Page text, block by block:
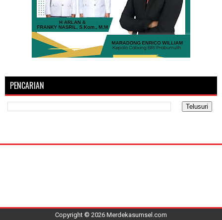
PENCARIAN
Copyright © 2026 Merdekasumsel.com